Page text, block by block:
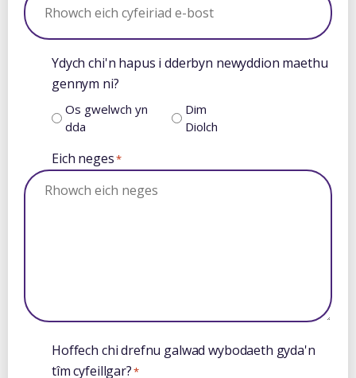
Ydych chi'n hapus i dderbyn newyddion maethu
gennym ni?
Os gwelwch yn
dda
Dim
Diolch
Eich neges*
Hoffech chi drefnu galwad wybodaeth gyda'n
tîm cyfeillgar?*